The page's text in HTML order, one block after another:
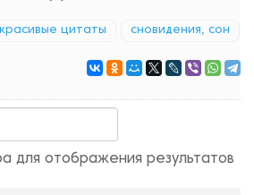
красивые цитаты сновидения, сон
для отображения результатов